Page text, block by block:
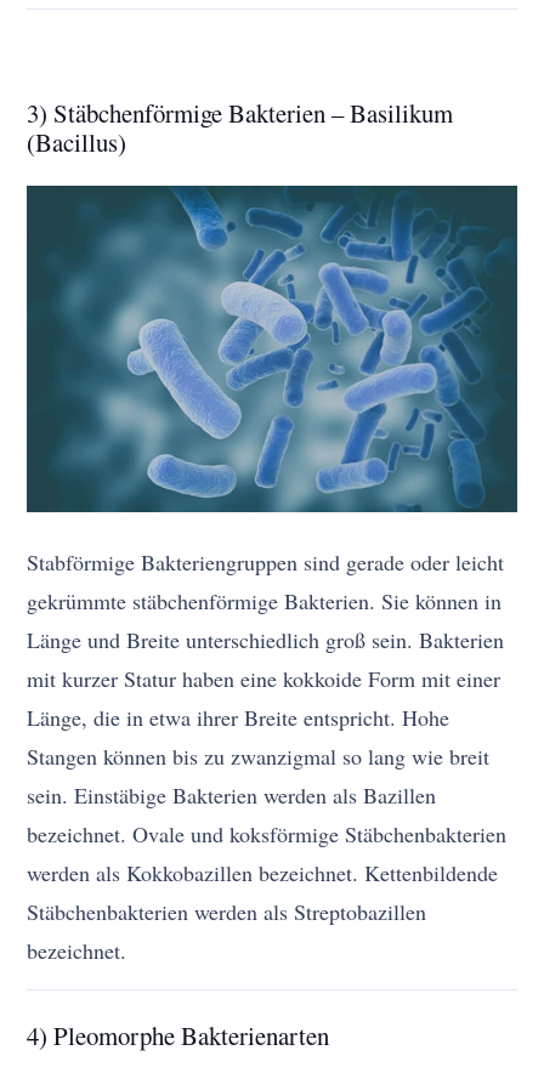
3) Stäbchenförmige Bakterien – Basilikum
(Bacillus)
Stabförmige Bakteriengruppen sind gerade oder leicht
gekrümmte stäbchenförmige Bakterien. Sie können in
Länge und Breite unterschiedlich groß sein. Bakterien
mit kurzer Statur haben eine kokkoide Form mit einer
Länge, die in etwa ihrer Breite entspricht. Hohe
Stangen können bis zu zwanzigmal so lang wie breit
sein. Einstäbige Bakterien werden als Bazillen
bezeichnet. Ovale und koksförmige Stäbchenbakterien
werden als Kokkobazillen bezeichnet. Kettenbildende
Stäbchenbakterien werden als Streptobazillen
bezeichnet.
4) Pleomorphe Bakterienarten